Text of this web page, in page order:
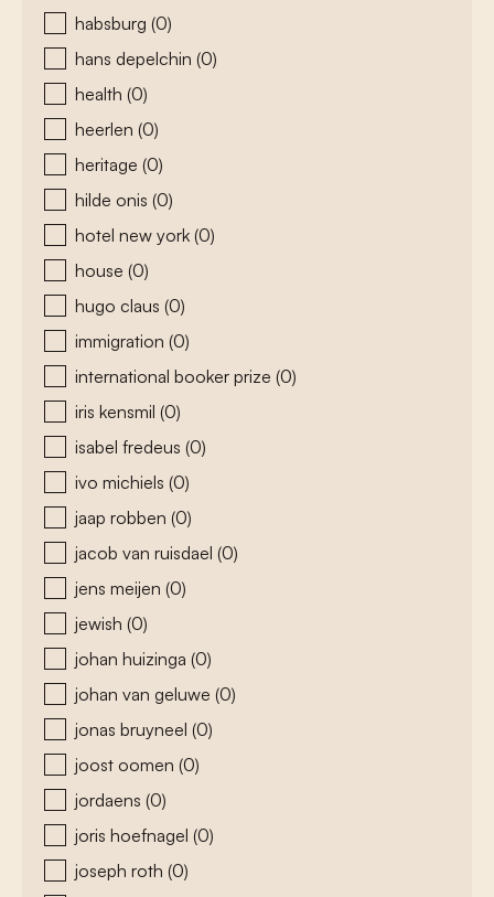
habsburg (0)
hans depelchin (0)
health (0)
heerlen (0)
heritage (0)
hilde onis (0)
hotel new york (0)
house (0)
hugo claus (0)
immigration (0)
international booker prize (0)
iris kensmil (0)
isabel fredeus (0)
ivo michiels (0)
jaap robben (0)
jacob van ruisdael (0)
jens meijen (0)
jewish (0)
johan huizinga (0)
johan van geluwe (0)
jonas bruyneel (0)
joost oomen (0)
jordaens (0)
joris hoefnagel (0)
joseph roth (0)